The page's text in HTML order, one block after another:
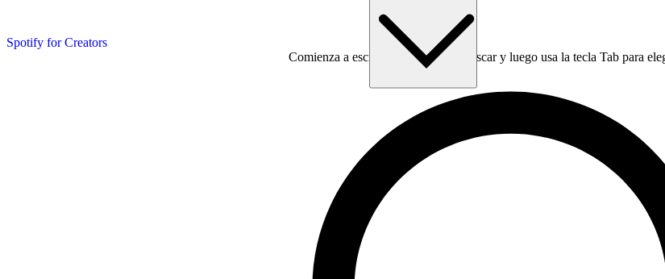
Spotify for Creators
Comienza a escribir en la sección Buscar y luego usa la tecla Tab para